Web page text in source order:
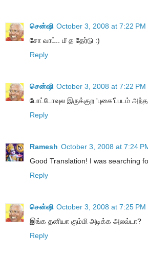
சென்ஷி October 3, 2008 at 7:22 PM
சோ வாட்.. மீ த தேர்டு :)
Reply
சென்ஷி October 3, 2008 at 7:22 PM
போட்டோவுல இருக்குற 'புகை'ப்படம்
Reply
Ramesh October 3, 2008 at 7:24
Good Translation! I was searching
Reply
சென்ஷி October 3, 2008 at 7:25 PM
இங்க தனியா கும்மி அடிக்க அலவ்டா?
Reply